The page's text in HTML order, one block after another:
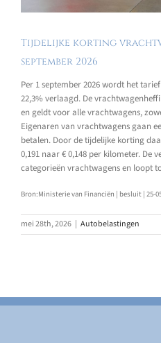
Tijdelijke korting
september 2026
Per 1 september 2026 wordt het
22,3% verlaagd. De
en geldt voor alle vrachtwagens,
Eigenaren van vrachtwagens gaan
betalen. Door de tijdelijke korting
0,191 naar € 0,148 per kilometer. De
categorieën vrachtwagens en loopt
Bron:Ministerie van Financiën | besluit | 25-
mei 28th, 2026 | Autobelastingen